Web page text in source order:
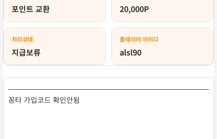
포인트 교환 20,000P
처리상태
지급보류
플레이어 아이디
alsl90
꽁타 가입코드 확인안됨